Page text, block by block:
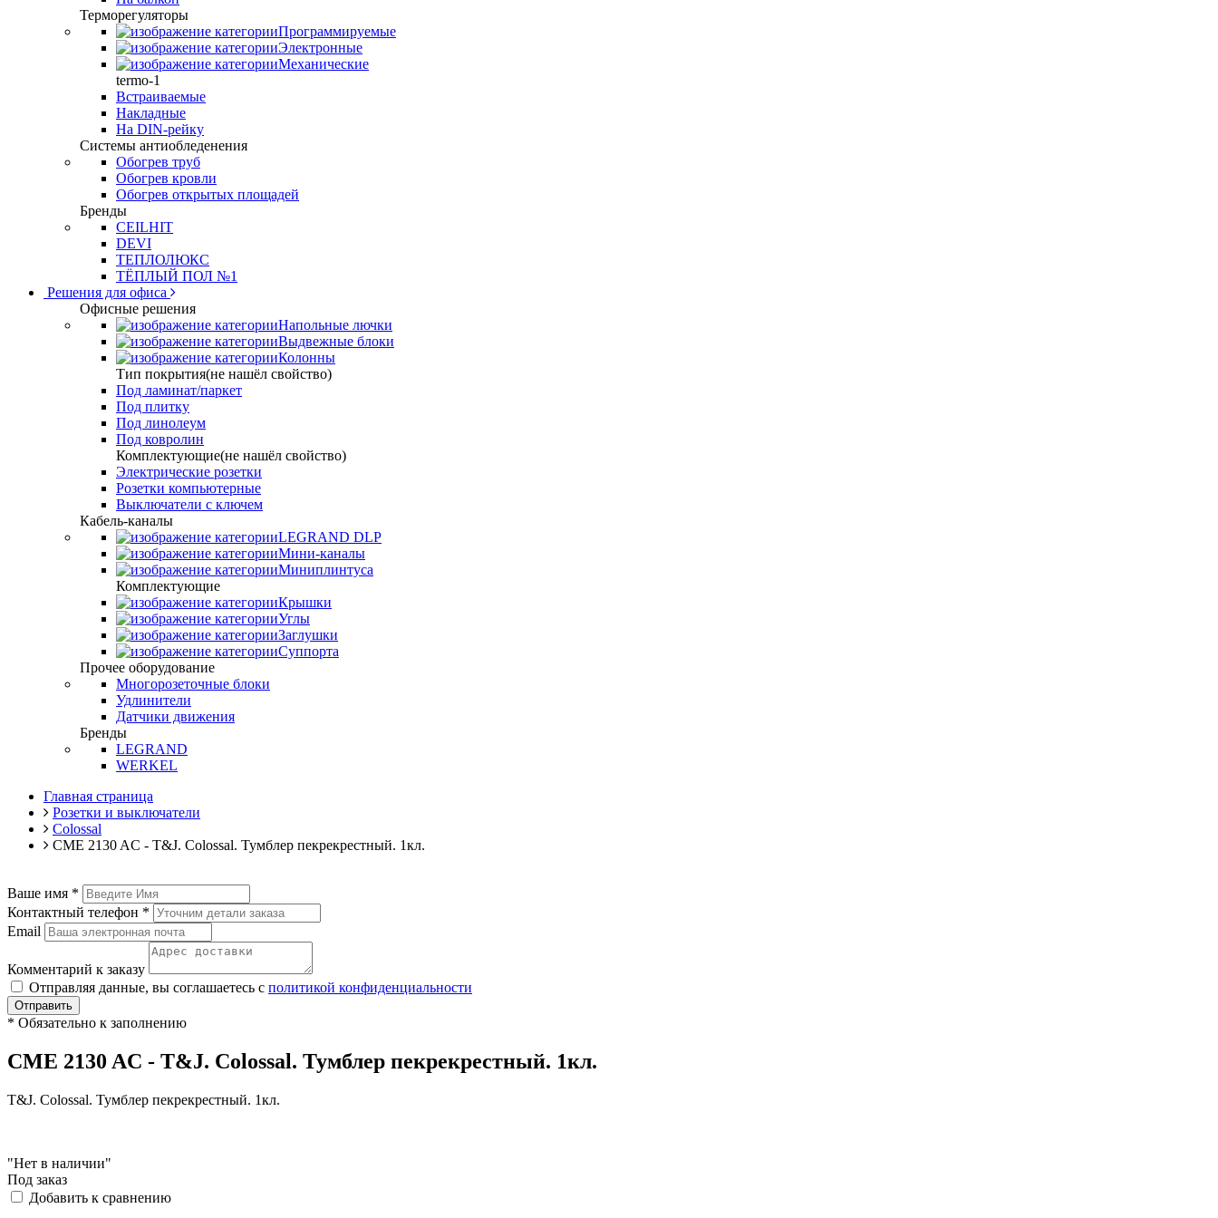
Терморегуляторы
Программируемые
Электронные
Механические
termo-1
Встраиваемые
Накладные
На DIN-рейку
Системы антиобледенения
Обогрев труб
Обогрев кровли
Обогрев открытых площадей
Бренды
CEILHIT
DEVI
ТЕПЛОЛЮКС
ТЁПЛЫЙ ПОЛ №1
Решения для офиса
Офисные решения
Напольные лючки
Выдвежные блоки
Колонны
Тип покрытия(не нашёл свойство)
Под ламинат/паркет
Под плитку
Под линолеум
Под ковролин
Комплектующие(не нашёл свойство)
Электрические розетки
Розетки компьютерные
Выключатели с ключем
Кабель-каналы
LEGRAND DLP
Мини-каналы
Миниплинтуса
Комплектующие
Крышки
Углы
Заглушки
Суппорта
Прочее оборудование
Многорозеточные блоки
Удлинители
Датчики движения
Бренды
LEGRAND
WERKEL
Главная страница
Розетки и выключатели
Colossal
CME 2130 AC - T&J. Colossal. Тумблер пекрекрестный. 1кл.
Ваше имя *
Контактный телефон *
Email
Комментарий к заказу
Отправляя данные, вы соглашаетесь с политикой конфиденциальности
Отправить
* Обязательно к заполнению
CME 2130 AC - T&J. Colossal. Тумблер пекрекрестный. 1кл.
T&J. Colossal. Тумблер пекрекрестный. 1кл.
"Нет в наличии"
Под заказ
Добавить к сравнению